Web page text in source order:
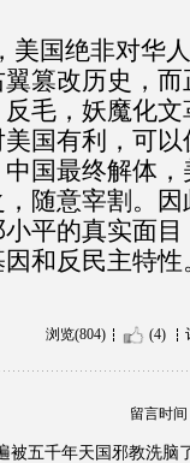
美国绝非对华
篡改历史，
毛，妖魔化
国有利，可
国最终解体
随意宰割。
平的真实面
和反民主特性
浏览(804) (4)
留言时间
被五千年天国邪教洗脑